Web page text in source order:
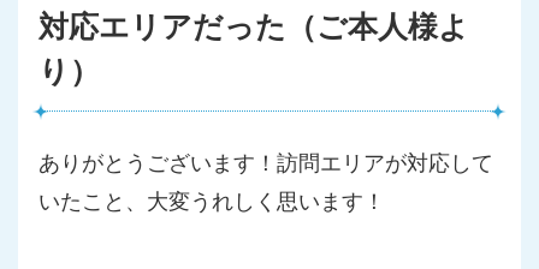
対応エリアだった（ご本人様よ
り）
ありがとうございます！訪問エリアが対応して
いたこと、大変うれしく思います！